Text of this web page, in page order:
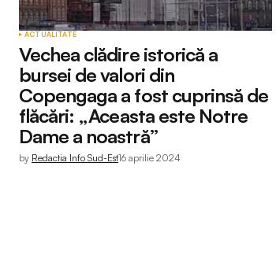
ACTUALITATE
Vechea clădire istorică a
bursei de valori din
Copengaga a fost cuprinsă de
flăcări: „Aceasta este Notre
Dame a noastră”
by Redactia Info Sud-Est16 aprilie 2024